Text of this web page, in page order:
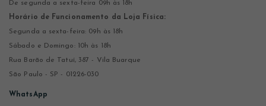
De segunda a sexta-feira 09h às 18h
Horário de Funcionamento da Loja Física:
Segunda a sexta-feira: 09h às 18h
Sábado e Domingo: 10h às 18h
Rua Barão de Tatuí, 387 - Vila Buarque
São Paulo - SP - 01226-030
WhatsApp